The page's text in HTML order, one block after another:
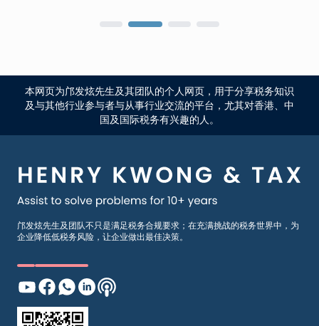
本网页为邝发炫先生及其团队的个人网页，用于分享税务知识
及与其他行业参与者与从事行业交流的平台，尤其对香港、中
国及国际税务有兴趣的人。
邝发炫先生及团队不只是满足税务合规要求；在充满挑战的税务世界中，为
企业降低低税务风险，让企业做出最佳决策。